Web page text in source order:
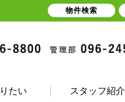
たい スタッフ紹介
物件検索